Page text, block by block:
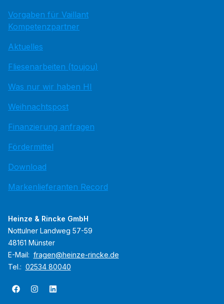
Vorgaben für Vaillant
Kompetenzpartner
Aktuelles
Fliesenarbeiten (toujou)
Was nur wir haben HI
Weihnachtspost
Finanzierung anfragen
Fördermittel
Download
Markenlieferanten Record
Heinze & Rincke GmbH
Nottulner Landweg 57-59
48161 Münster
E-Mail: fragen@heinze-rincke.de
Tel.: 02534 80040